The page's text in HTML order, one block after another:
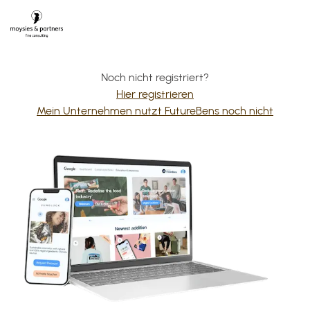
Noch nicht registriert?
Hier registrieren
Mein Unternehmen nutzt FutureBens noch nicht